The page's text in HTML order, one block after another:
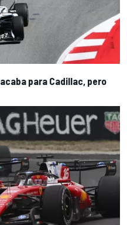
para Cadillac, pero